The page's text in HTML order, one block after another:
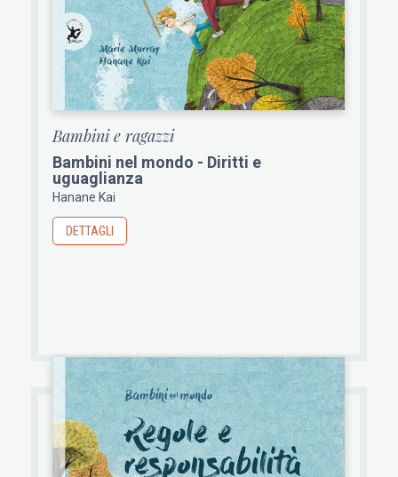
Bambini e ragazzi
Bambini nel mondo - Diritti e
uguaglianza
Hanane Kai
DETTAGLI